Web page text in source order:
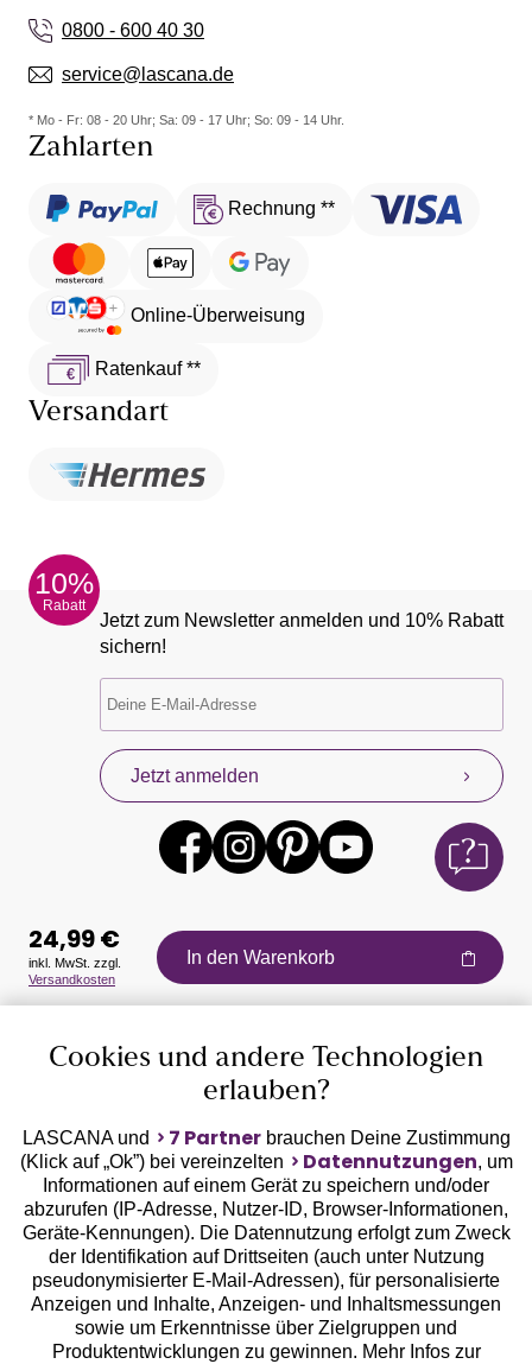
0800 - 600 40 30
service@lascana.de
* Mo - Fr: 08 - 20 Uhr; Sa: 09 - 17 Uhr; So: 09 - 14 Uhr.
Zahlarten
Rechnung **
Online-Überweisung
Ratenkauf **
Versandart
10%
Rabatt
Jetzt zum Newsletter anmelden und 10% Rabatt
sichern!
Jetzt anmelden
Auszeichnungen
Geprüfte Sicherheit
Unsere Apps
24,99 €
inkl. MwSt. zzgl.
Versandkosten
In den Warenkorb
Cookies und andere Technologien
erlauben?
LASCANA und 7 Partnerbrauchen Deine Zustimmung
(Klick auf „Ok”) bei vereinzelten
Datennutzungen, um
Informationen auf einem Gerät zu speichern und/oder
abzurufen (IP-Adresse, Nutzer-ID, Browser-Informationen,
Geräte-Kennungen). Die Datennutzung erfolgt zum Zweck
der Identifikation auf Drittseiten (auch unter Nutzung
pseudonymisierter E-Mail-Adressen), für personalisierte
Anzeigen und Inhalte, Anzeigen- und Inhaltsmessungen
sowie um Erkenntnisse über Zielgruppen und
Produktentwicklungen zu gewinnen. Mehr Infos zur